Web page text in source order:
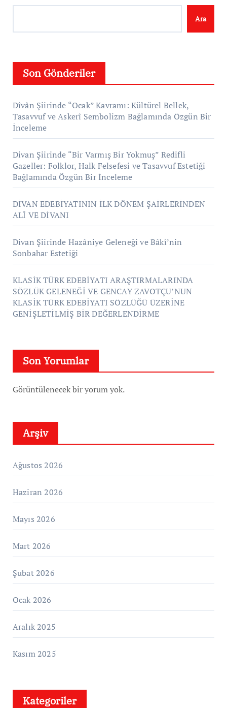
Ara
Son Gönderiler
Dîvân Şiirinde “Ocak” Kavramı: Kültürel Bellek,
Tasavvuf ve Askerî Sembolizm Bağlamında Özgün Bir
İnceleme
Divan Şiirinde “Bir Varmış Bir Yokmuş” Redifli
Gazeller: Folklor, Halk Felsefesi ve Tasavvuf Estetiği
Bağlamında Özgün Bir İnceleme
DİVAN EDEBİYATININ İLK DÖNEM ŞAİRLERİNDEN
ALÎ VE DİVANI
Divan Şiirinde Hazâniye Geleneği ve Bâkî’nin
Sonbahar Estetiği
KLASİK TÜRK EDEBİYATI ARAŞTIRMALARINDA
SÖZLÜK GELENEĞİ VE GENCAY ZAVOTÇU’NUN
KLASİK TÜRK EDEBİYATI SÖZLÜĞÜ ÜZERİNE
GENİŞLETİLMİŞ BİR DEĞERLENDİRME
Son Yorumlar
Görüntülenecek bir yorum yok.
Arşiv
Ağustos 2026
Haziran 2026
Mayıs 2026
Mart 2026
Şubat 2026
Ocak 2026
Aralık 2025
Kasım 2025
Kategoriler